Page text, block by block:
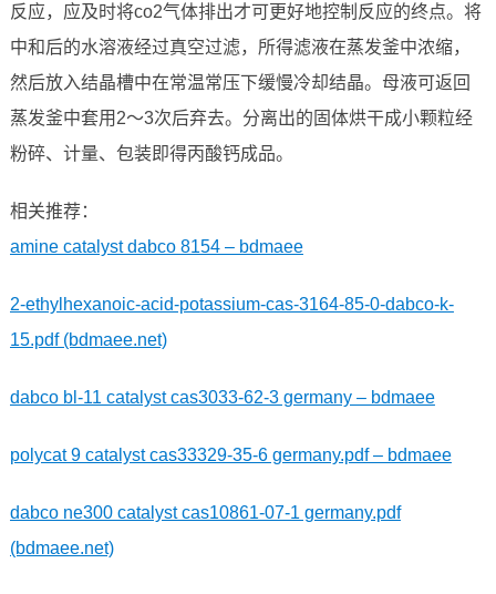
反应，应及时将co2气体排出才可更好地控制反应的终点。将
中和后的水溶液经过真空过滤，所得滤液在蒸发釜中浓缩，
然后放入结晶槽中在常温常压下缓慢冷却结晶。母液可返回
蒸发釜中套用2～3次后弃去。分离出的固体烘干成小颗粒经
粉碎、计量、包装即得丙酸钙成品。
相关推荐：
amine catalyst dabco 8154 – bdmaee
2-ethylhexanoic-acid-potassium-cas-3164-85-0-dabco-k-
15.pdf (bdmaee.net)
dabco bl-11 catalyst cas3033-62-3 germany – bdmaee
polycat 9 catalyst cas33329-35-6 germany.pdf – bdmaee
dabco ne300 catalyst cas10861-07-1 germany.pdf
(bdmaee.net)